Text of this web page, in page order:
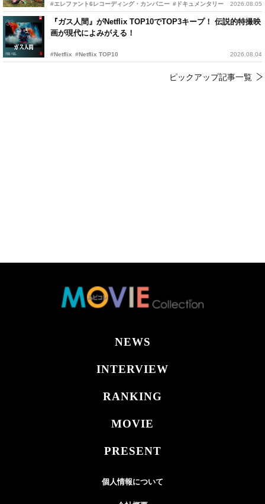
#エレファント6レコーディング・カンパニー #ドキュメンタリー 2026.08.05
『ガス人間』がNetflix TOP10でTOP3キープ！ 伝説的特撮映
画が現代によみがえる！
#Netflix #Netflix TOP10 2026.08.04
ピックアップ記事一覧
NEWS
INTERVIEW
RANKING
MOVIE
PRESENT
個人情報について